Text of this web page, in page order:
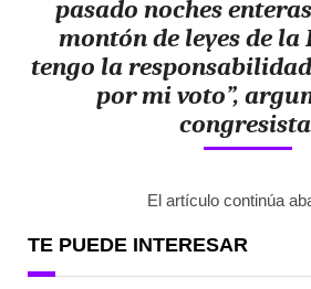
pasado noches
montón de leyes de la
tengo la
por mi voto”,
El artículo continúa
TE PUEDE INTERESAR